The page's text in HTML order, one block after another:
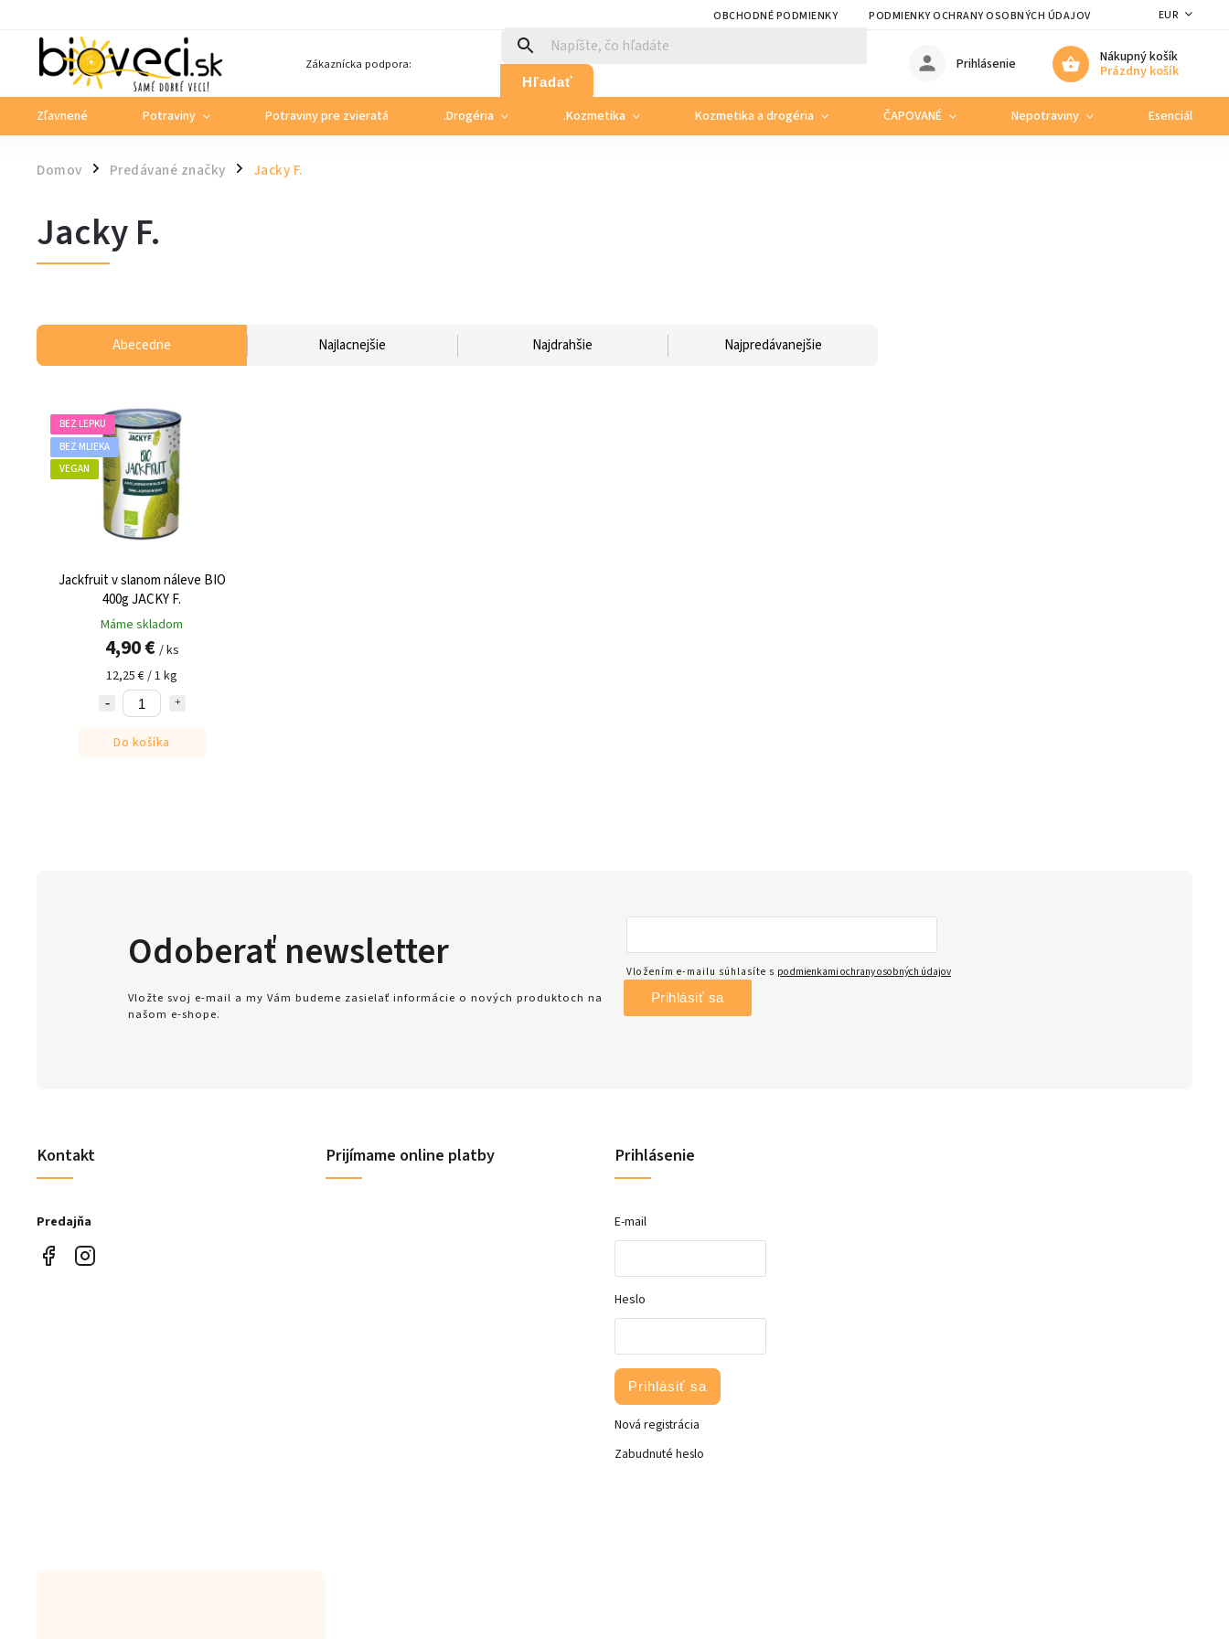
OBCHODNÉ PODMIENKY PODMIENKY OCHRANY OSOBNÝCH ÚDAJOV EUR
Zákaznícka podpora:
Hľadať
Nákupný košík
Prázdny košík
Prihlásenie
Zľavnené Potraviny Potraviny pre zvieratá .Drogéria .Kozmetika Kozmetika a drogéria ČAPOVANÉ Nepotraviny Esenciálne
Domov / Predávané značky / Jacky F.
Jacky F.
Abecedne Najlacnejšie Najdrahšie Najpredávanejšie
BEZ LEPKU
BEZ MLIEKA
VEGAN
Jackfruit v slanom náleve BIO
400g JACKY F.
Máme skladom
4,90 € / ks
12,25 € / 1 kg
Do košíka
Kontakt
Predajňa
Odoberať newsletter
Vložte svoj e-mail a my Vám budeme zasielať informácie o nových produktoch na
našom e-shope.
Vložením e-mailu súhlasíte s podmienkami ochrany osobných údajov
Prihlásiť sa
Prijímame online platby Prihlásenie
E-mail
Heslo
Prihlásiť sa
Nová registrácia
Zabudnuté heslo